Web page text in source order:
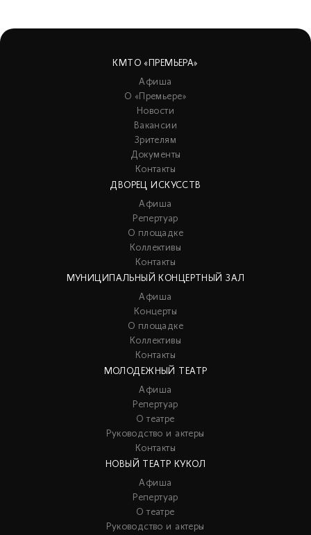
КМТО «ПРЕМЬЕРА»
Афиша
О «Премьере»
Новости
Вакансии
Зрителям
Документы
Контакты
ДВОРЕЦ ИСКУССТВ
Афиша
Репертуар
О площадке
Коллективы
Контакты
МУНИЦИПАЛЬНЫЙ КОНЦЕРТНЫЙ ЗАЛ
Афиша
Концерты
О площадке
Коллективы
Контакты
МОЛОДЕЖНЫЙ ТЕАТР
Афиша
Репертуар
О театре
Руководство и актеры
Контакты
НОВЫЙ ТЕАТР КУКОЛ
Афиша
Репертуар
О театре
Руководство и актеры